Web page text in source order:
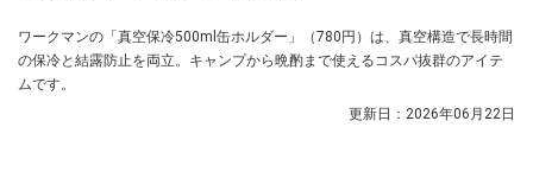
ワークマンの「真空保冷500ml缶ホルダー」（780円）は、真空構造で長時間
の保冷と結露防止を両立。キャンプから晩酌まで使えるコスパ抜群のアイテ
ムです。
更新日： 2026年06月22日